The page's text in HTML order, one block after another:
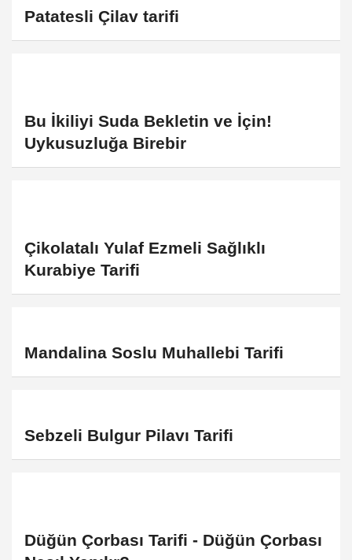
Patatesli Çilav tarifi
Bu İkiliyi Suda Bekletin ve İçin!
Uykusuzluğa Birebir
Çikolatalı Yulaf Ezmeli Sağlıklı
Kurabiye Tarifi
Mandalina Soslu Muhallebi Tarifi
Sebzeli Bulgur Pilavı Tarifi
Düğün Çorbası Tarifi - Düğün Çorbası